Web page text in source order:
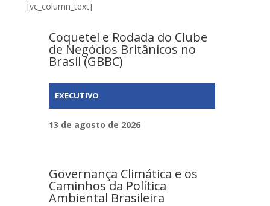
[vc_column_text]
Coquetel e Rodada do Clube
de Negócios Britânicos no
Brasil (GBBC)
EXECUTIVO
13 de agosto de 2026
Governança Climática e os
Caminhos da Política
Ambiental Brasileira